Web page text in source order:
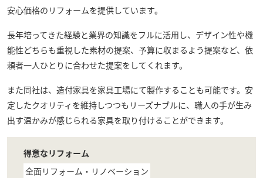
安心価格のリフォームを提供しています。
長年培ってきた経験と業界の知識をフルに活用し、デザイン性や機
能性どちらも重視した素材の提案、予算に収まるよう提案など、依
頼者一人ひとりに合わせた提案をしてくれます。
また同社は、造付家具を家具工場にて製作することも可能です。安
定したクオリティを維持しつつもリーズナブルに、職人の手が生み
出す温かみが感じられる家具を取り付けることができます。
得意なリフォーム
全面リフォーム・リノベーション